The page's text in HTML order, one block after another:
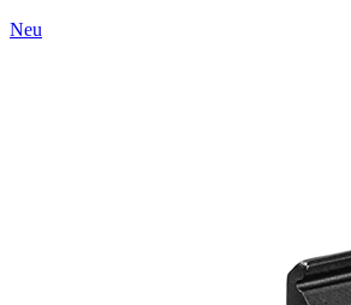
Neu